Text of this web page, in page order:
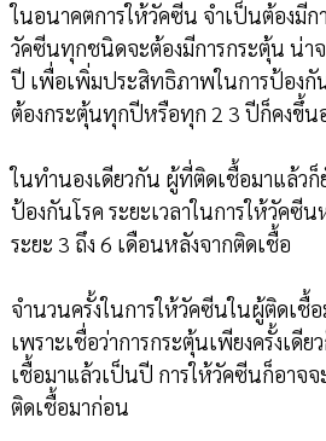
ในอนาคตการให้วัคซีน จำเป็นต้องมี
วัคซีนทุกชนิดจะต้องมีการกระตุ้น น่า
ปี เพื่อเพิ่มประสิทธิภาพในการป้องกั
ต้องกระตุ้นทุกปีหรือทุก 2 3 ปีก็คงขึ้น
ในทำนองเดียวกัน ผู้ที่ติดเชื้อมาแล้วก็
ป้องกันโรค ระยะเวลาในการให้วัคซี
ระยะ 3 ถึง 6 เดือนหลังจากติดเชื้อ
จำนวนครั้งในการให้วัคซีนในผู้ติดเชื้
เพราะเชื่อว่าการกระตุ้นเพียงครั้งเดี
เชื้อมาแล้วเป็นปี การให้วัคซีนก็อาจ
ติดเชื้อมาก่อน